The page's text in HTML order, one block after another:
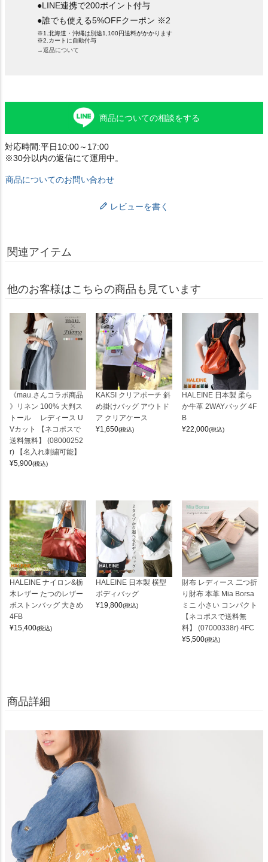
●LINE連携で200ポイント付与
●誰でも使える5%OFFクーポン ※2
※1.北海道・沖縄は別途1,100円送料がかかります
※2.カートに自動付与
→返品について
商品についての相談をする
対応時間:平日10:00～17:00
※30分以内の返信にて運用中。
商品についてのお問い合わせ
レビューを書く
関連アイテム
他のお客様はこちらの商品も見ています
《mau.さんコラボ商品
》リネン 100% 大判ス
トール レディース U
Vカット 【ネコポスで
送料無料】 (08000252
r) 【名入れ刺繍可能】
¥5,900(税込)
KAKSI クリアポーチ 斜
め掛けバッグ アウトド
ア クリアケース
¥1,650(税込)
HALEINE 日本製 柔ら
か牛革 2WAYバッグ 4F
B
¥22,000(税込)
HALEINE ナイロン&栃
木レザー たつのレザー
ボストンバッグ 大きめ
4FB
¥15,400(税込)
HALEINE 日本製 横型
ボディバッグ
¥19,800(税込)
財布 レディース 二つ折
り財布 本革 Mia Borsa
ミニ 小さい コンパクト
【ネコポスで送料無
料】 (07000338r) 4FC
¥5,500(税込)
商品詳細